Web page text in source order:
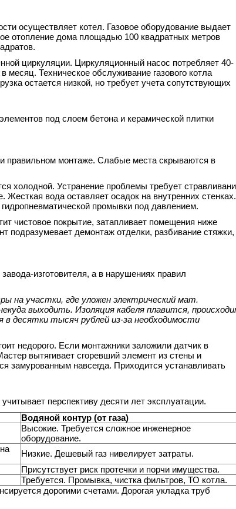
осуществляет котел. Газовое оборудование выдает
отопление дома площадью 100 квадратных метров
циркуляции. Циркуляционный насос потребляет 40-
месяц. Техническое обслуживание газового котла
остается низкой, но требует учета сопутствующих
под слоем бетона и керамической плитки
правильном монтаже. Слабые места скрываются в
холодной. Устранение проблемы требует
вода оставляет осадок на внутренних стенках.
промывки под давлением.
чистовое покрытие, затапливает помещения ниже
подразумевает демонтаж отделки, разбивание стяжки,
изготовителя, а в нарушениях правил
на участки, где уложен электрический мат.
выходить. Изоляция кабеля плавится,
в десятки тысяч рублей из-за необходимости
недорого. Если монтажники заложили датчик в
вытягивает сгоревший элемент из стены и
замурованным навсегда. Приходится устанавливать
перспективу десяти лет эксплуатации.
Водяной контур (от газа)
Высокие. Требуется сложное инженерное
оборудование.
Низкие. Дешевый газ нивелирует затраты.
Присутствует риск протечки и порчи имущества.
Требуется. Промывка, чистка фильтров, ТО котла.
дорогими счетами. Дорогая укладка труб